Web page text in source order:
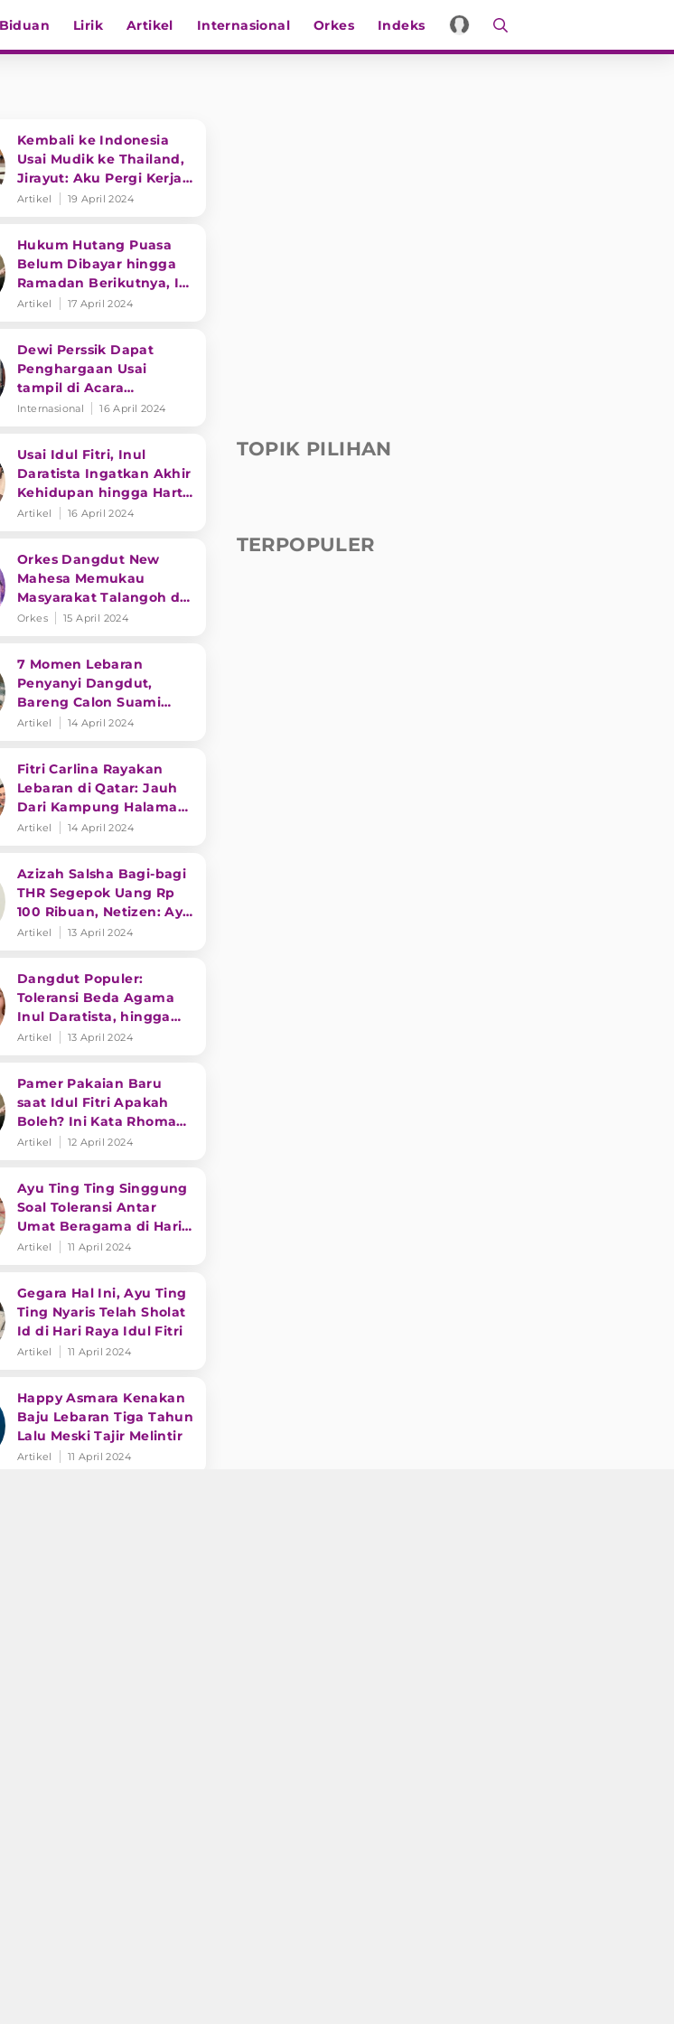
Biduan Lirik Artikel Internasional Orkes Indeks
Kembali ke Indonesia
Usai Mudik ke Thailand,
Jirayut: Aku Pergi Kerja
Dulu
Artikel 19 April 2024
Hukum Hutang Puasa
Belum Dibayar hingga
Ramadan Berikutnya, Ini
Kata Rhoma Irama
Artikel 17 April 2024
Dewi Perssik Dapat
Penghargaan Usai
tampil di Acara
Indonesian Open House
Internasional 16 April 2024
Usai Idul Fitri, Inul
Daratista Ingatkan Akhir
Kehidupan hingga Harta
yang Halal
Artikel 16 April 2024
Orkes Dangdut New
Mahesa Memukau
Masyarakat Talangoh di
Acara Temu Kangen Idul
Orkes 15 April 2024
7 Momen Lebaran
Penyanyi Dangdut,
Bareng Calon Suami
hingga Liburan ke
Artikel 14 April 2024
Fitri Carlina Rayakan
Lebaran di Qatar: Jauh
Dari Kampung Halaman,
Masih Terasa Hangat
Artikel 14 April 2024
Azizah Salsha Bagi-bagi
THR Segepok Uang Rp
100 Ribuan, Netizen: Ayu
Ting Ting Harus Liat Ini
Artikel 13 April 2024
Dangdut Populer:
Toleransi Beda Agama
Inul Daratista, hingga
Outfit Elegan Ayu Ting
Artikel 13 April 2024
Pamer Pakaian Baru
saat Idul Fitri Apakah
Boleh? Ini Kata Rhoma
Irama
Artikel 12 April 2024
Ayu Ting Ting Singgung
Soal Toleransi Antar
Umat Beragama di Hari
Raya Idul Fitri
Artikel 11 April 2024
Gegara Hal Ini, Ayu Ting
Ting Nyaris Telah Sholat
Id di Hari Raya Idul Fitri
Artikel 11 April 2024
Happy Asmara Kenakan
Baju Lebaran Tiga Tahun
Lalu Meski Tajir Melintir
Artikel 11 April 2024
TOPIK PILIHAN
TERPOPULER